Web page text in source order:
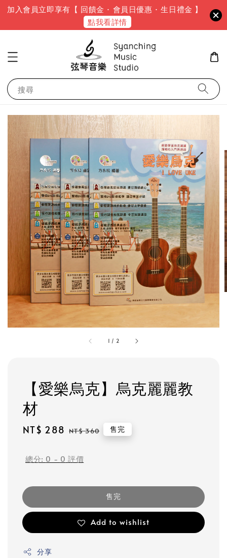
加入會員立即享有【 回饋金 · 會員日優惠 · 生日禮金 】
點我看詳情
搜尋
1 / 2
【愛樂烏克】烏克麗麗教
材
Sale
NT$ 288 Regular
NT$ 360 售完
總分: 0 - 0 評價
售完
Add to wishlist
分享